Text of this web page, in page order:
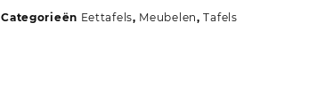
Categorieën Eettafels, Meubelen,Tafels